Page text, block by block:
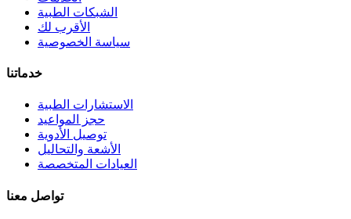
الشبكات الطبية
الأقرب لك
سياسة الخصوصية
خدماتنا
الاستشارات الطبية
حجز المواعيد
توصيل الأدوية
الأشعة والتحاليل
العيادات المتخصصة
تواصل معنا